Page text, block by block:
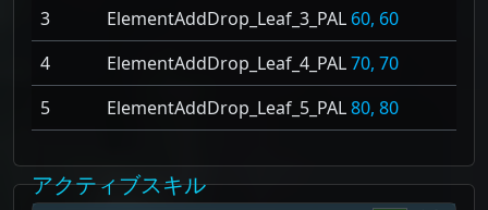
3
ElementAddDrop_Leaf_3_PAL 60, 60
4
ElementAddDrop_Leaf_4_PAL70, 70
5
ElementAddDrop_Leaf_5_PAL80, 80
アクティブスキル